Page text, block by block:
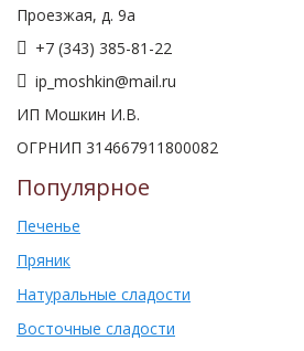
Проезжая, д. 9а
+7 (343) 385-81-22
ip_moshkin@mail.ru
ИП Мошкин И.В.
ОГРНИП 314667911800082
Популярное
Печенье
Пряник
Натуральные сладости
Восточные сладости